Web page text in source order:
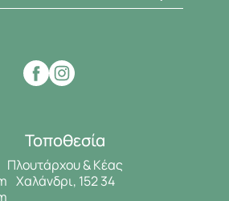
Τοποθεσία
Πλουτάρχου & Κέας
Χαλάνδρι, 152 34